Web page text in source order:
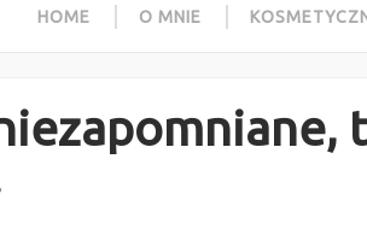
HOME O MNIE